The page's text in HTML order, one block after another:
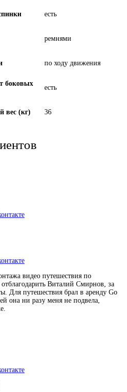
есть
ремнями
по ходу движения
боковых
есть
вес (кг) 36
видео путешествия по
Виталий Смирнов, за
Для путешествия брал в аренду Go
она ни разу меня не подвела,